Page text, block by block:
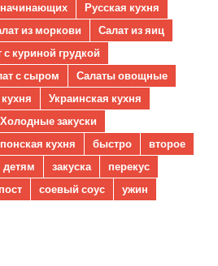
Русская кухня
из моркови
Салат из яиц
с куриной грудкой
с сыром
Салаты овощные
Украинская кухня
Холодные закуски
кухня быстро
второе
детям закуска
перекус
пост соевый соус ужин